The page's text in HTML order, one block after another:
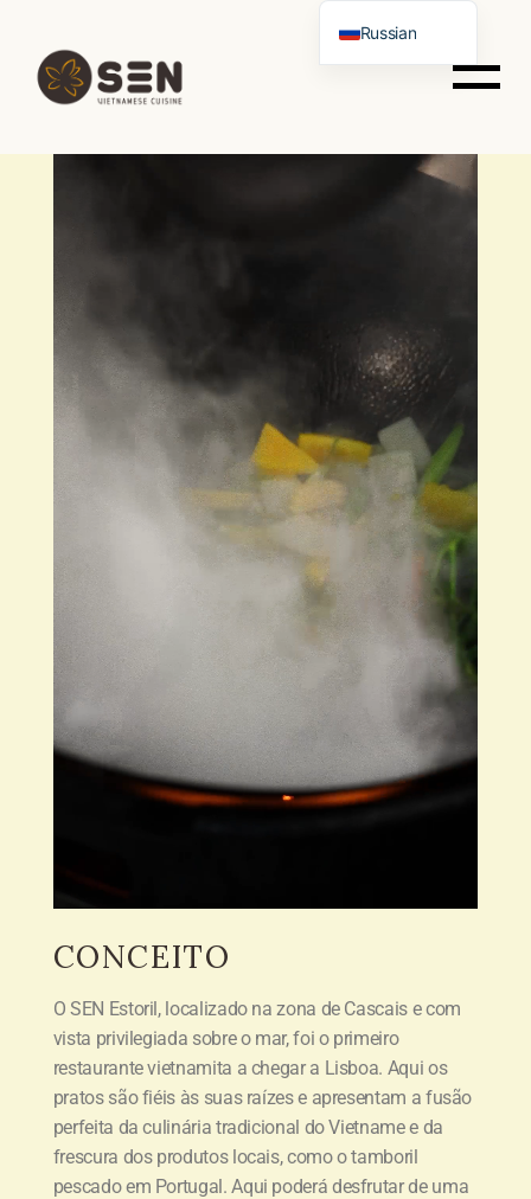
CONCEITO
O SEN Estoril, localizado na zona de Cascais e com
vista privilegiada sobre o mar, foi o primeiro
restaurante vietnamita a chegar a Lisboa. Aqui os
pratos são fiéis às suas raízes e apresentam a fusão
perfeita da culinária tradicional do Vietname e da
frescura dos produtos locais, como o tamboril
pescado em Portugal. Aqui poderá desfrutar de uma
Russian
Spanish
Vietnamese